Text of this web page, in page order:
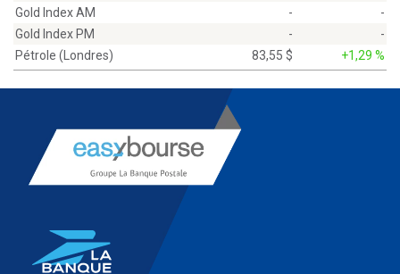
Gold Index AM
-
-
Gold Index PM
-
-
Pétrole (Londres)
83,55 $ +1,29 %